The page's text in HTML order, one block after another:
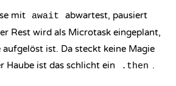
mit await
abwartest, pausiert
Rest wird als Microtask eingeplant,
aufgelöst ist. Da steckt keine Magie
Haube ist das schlicht ein
.then .